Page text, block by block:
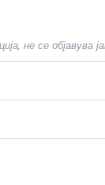
не се објавува